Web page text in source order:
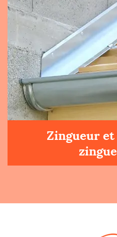
Zingueur